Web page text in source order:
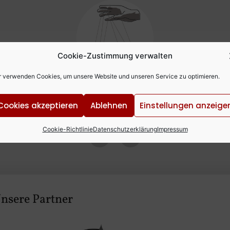
Cookie-Zustimmung verwalten
verwenden Cookies, um unsere Website und unseren Service zu optimieren.
akzeptieren Ablehnen Einstellungen
Cookie-RichtlinieDatenschutzerklärungImpressum
Mehr als nur Marionetten
Partner